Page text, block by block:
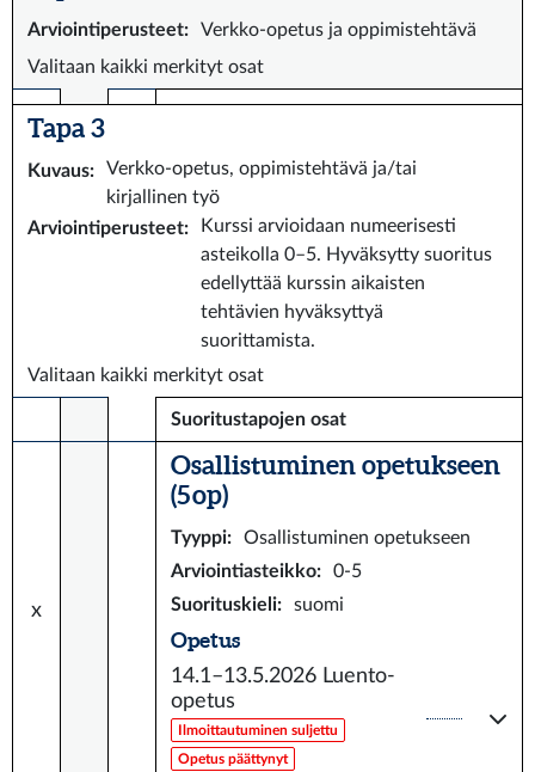
Arviointiperusteet:
Verkko-opetus ja oppimistehtävä
Valitaan kaikki merkityt osat
Tapa 3
Kuvaus:
Verkko-opetus, oppimistehtävä ja/tai
kirjallinen työ
Arviointiperusteet:
Kurssi arvioidaan numeerisesti
asteikolla 0–5. Hyväksytty suoritus
edellyttää kurssin aikaisten
tehtävien hyväksyttyä
suorittamista.
Valitaan kaikki merkityt osat
Suoritustapojen osat
x
Osallistuminen opetukseen
(5 op)
Tyyppi:
Osallistuminen opetukseen
Arviointiasteikko:
0-5
Suorituskieli: suomi
Opetus
14.1–13.5.2026 Luento-
opetus
Ilmoittautuminen suljettu
Opetus päättynyt